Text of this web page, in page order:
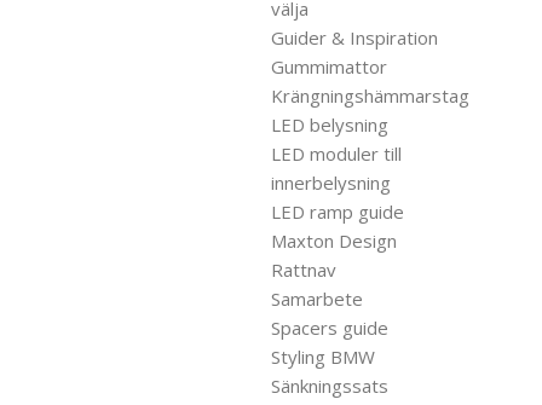
välja
Guider & Inspiration
Gummimattor
Krängningshämmarstag
LED belysning
LED moduler till
innerbelysning
LED ramp guide
Maxton Design
Rattnav
Samarbete
Spacers guide
Styling BMW
Sänkningssats